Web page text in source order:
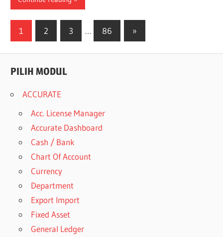
Posts
1 2 3 … 86
Next
Posts
»
PILIH MODUL
ACCURATE
Acc. License Manager
Accurate Dashboard
Cash / Bank
Chart Of Account
Currency
Department
Export Import
Fixed Asset
General Ledger